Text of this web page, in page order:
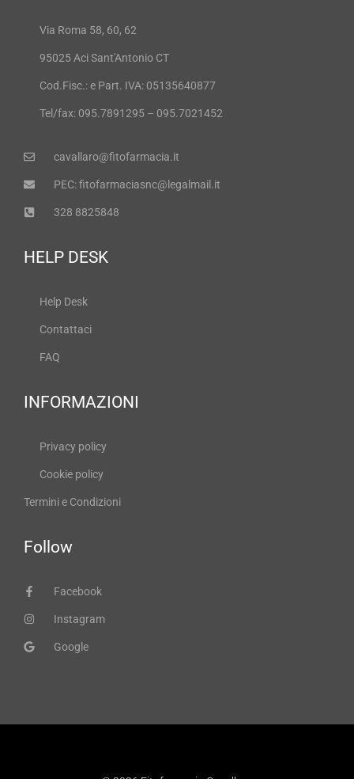
Via Roma 58, 60, 62
95025 Aci Sant'Antonio CT
Cod.Fisc.: e Part. IVA: 05135640877
Tel/fax: 095.7891295 – 095.7021452
cavallaro@fitofarmacia.it
PEC: fitofarmaciasnc@legalmail.it
328 8825848
HELP DESK
Help Desk
Contattaci
FAQ
INFORMAZIONI
Privacy policy
Cookie policy
Termini e Condizioni
Follow
Facebook
Instagram
Google